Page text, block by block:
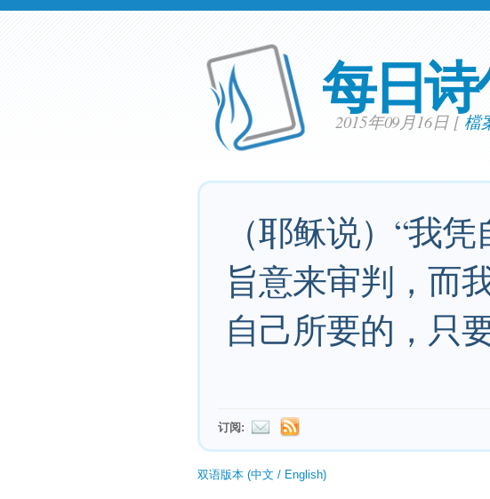
每日
2015年09月16日 [檔
（耶稣说）“我
旨意来审判，而
自己所要的，只
订阅:
双语版本 (中文 / English)